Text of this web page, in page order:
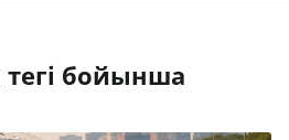
тегі бойынша